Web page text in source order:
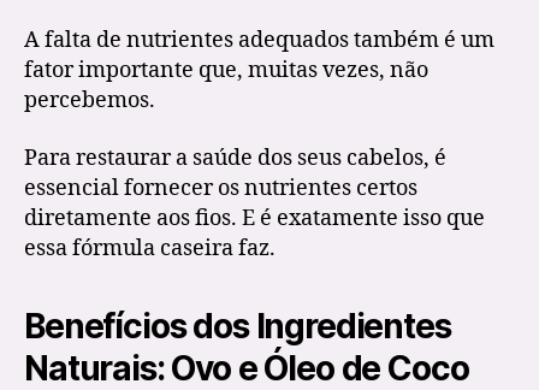
A falta de nutrientes adequados também é um
fator importante que, muitas vezes, não
percebemos.
Para restaurar a saúde dos seus cabelos, é
essencial fornecer os nutrientes certos
diretamente aos fios. E é exatamente isso que
essa fórmula caseira faz.
Benefícios dos Ingredientes
Naturais: Ovo e Óleo de Coco